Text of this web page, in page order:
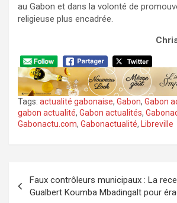
au Gabon et dans la volonté de
religieuse plus encadrée.
Tags: actualité gabonaise, Gabon, Gabon
gabon actualité, Gabon actualités,
Gabonactu.com, Gabonactualité, Libreville
de
Faux contrôleurs municipaux : La
Gualbert Koumba Mbadingalt pour